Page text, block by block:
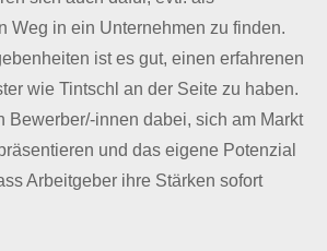
Weg in ein Unternehmen zu finden.
ist es gut, einen erfahrenen
wie Tintschl an der Seite zu haben.
Bewerber/-innen dabei, sich am Markt
und das eigene Potenzial
Arbeitgeber ihre Stärken sofort